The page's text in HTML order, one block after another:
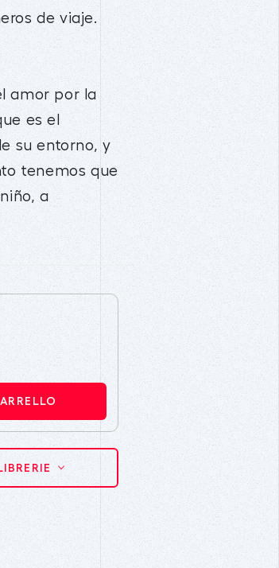
de viaje.
amor por la
es el
su entorno, y
tenemos que
a